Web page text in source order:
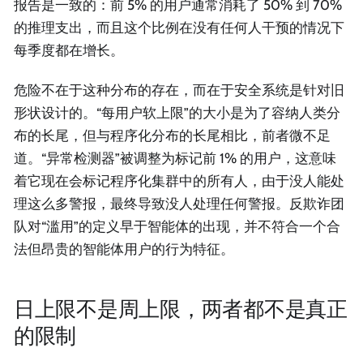
报告是一致的：前 5% 的用户通常消耗了 50% 到 70%
的推理支出，而且这个比例在没有任何人干预的情况下
每季度都在增长。
危险不在于这种分布的存在，而在于安全系统是针对旧
形状设计的。“每用户软上限”的大小是为了容纳人类分
布的长尾，但与程序化分布的长尾相比，前者微不足
道。“异常检测器”被调整为标记前 1% 的用户，这意味
着它现在会标记程序化集群中的所有人，由于没人能处
理这么多警报，最终导致没人处理任何警报。反欺诈团
队对“滥用”的定义早于智能体的出现，并不符合一个合
法但昂贵的智能体用户的行为特征。
日上限不是周上限，两者都不是真正
的限制